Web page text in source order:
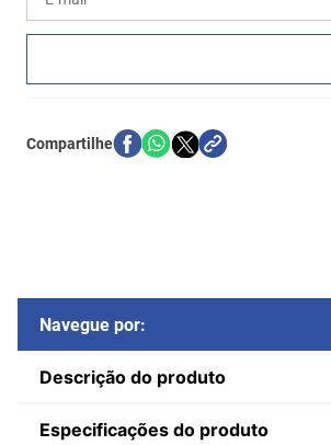
Navegue por:
Descrição do produto
Cabo Displayport Macho 10 Metros
Especificações do produto